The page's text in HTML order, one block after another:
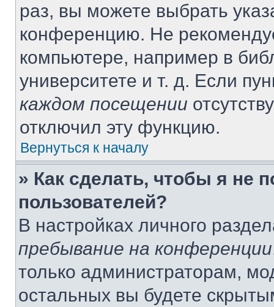
раз, вы можете выбрать
конференцию. Не
компьютере, например в
университете и т. д. Если
каждом посещении
отключил эту функцию.
Вернуться к началу
» Как сделать, чтобы я не
пользователей?
В настройках личного
пребывание на конференции
только администраторам,
остальных вы будете